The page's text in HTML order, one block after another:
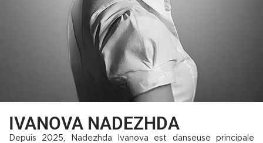
IVANOVA NADEZHDA
Depuis 2025, Nadezhda Ivanova est danseuse principale